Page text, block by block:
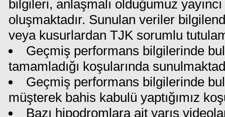
bilgileri, anlaşmalı olduğumuz
oluşmaktadır. Sunulan veriler
veya kusurlardan TJK sorumlu
Geçmiş performans bilgilerinde
tamamladığı koşularında
Geçmiş performans bilgilerinde
müşterek bahis kabulü yaptığımız
Bazı hipodromlara ait yarış